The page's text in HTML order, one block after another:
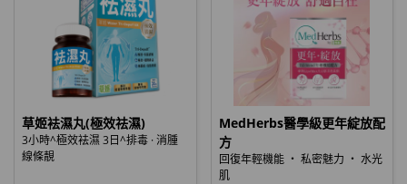
草姬袪濕丸(極效祛濕)
3小時^極效袪濕 3日^排毒 · 消腫
線條靚
MedHerbs醫學級更年綻放配
方
回復年輕機能 ‧ 私密魅力 ‧ 水光
肌